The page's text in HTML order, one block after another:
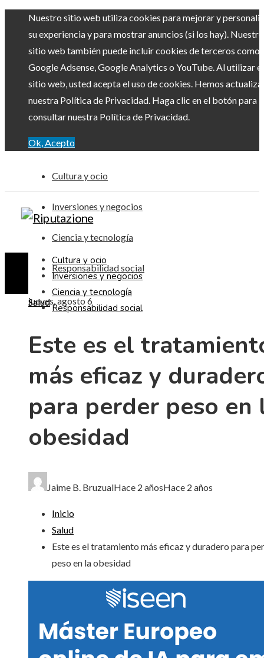
Nuestro sitio web utiliza cookies para mejorar y
su experiencia y para mostrar anuncios (si los hay). Nuestro
sitio web también puede incluir cookies de terceros como
Google Adsense, Google Analytics o YouTube. Al utilizar el
sitio web, usted acepta el uso de cookies. Hemos
nuestra Política de Privacidad. Haga clic en el botón para
consultar nuestra Política de Privacidad.
Ok, Acepto
Cultura y ocio
Inversiones y negocios
Ciencia y tecnología
Responsabilidad social
jueves, agosto 6
Cultura y ocio
Inversiones y negocios
Ciencia y tecnología
Responsabilidad social
Salud
Este es el
más eficaz y
para perder peso en
obesidad
Jaime B. BruzualHace 2 añosHace 2 años
Inicio
Salud
Este es el tratamiento más eficaz y duradero para
peso en la obesidad